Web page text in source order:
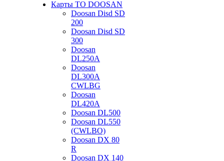
Карты ТО DOOSAN
Doosan Disd SD
200
Doosan Disd SD
300
Doosan
DL250A
Doosan
DL300A
CWLBG
Doosan
DL420A
Doosan DL500
Doosan DL550
(CWLBO)
Doosan DX 80
R
Doosan DX 140